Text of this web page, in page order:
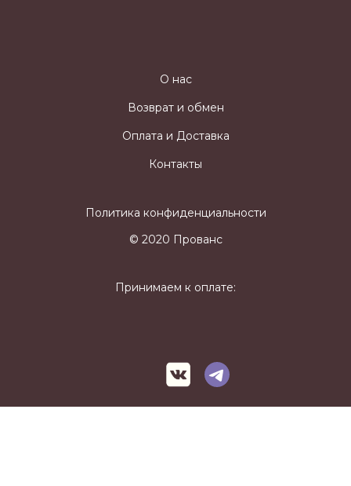
© 2020 Прованс
О нас
Возврат и обмен
Оплата и Доставка
Контакты
Политика конфиденциальности
Принимаем к оплате: